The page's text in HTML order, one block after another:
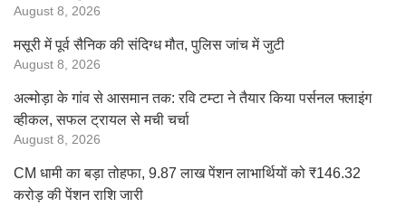
August 8, 2026
मसूरी में पूर्व सैनिक की संदिग्ध मौत, पुलिस जांच में जुटी
August 8, 2026
अल्मोड़ा के गांव से आसमान तक: रवि टम्टा ने तैयार किया पर्सनल फ्लाइंग
व्हीकल, सफल ट्रायल से मची चर्चा
August 8, 2026
CM धामी का बड़ा तोहफा, 9.87 लाख पेंशन लाभार्थियों को ₹146.32
करोड़ की पेंशन राशि जारी